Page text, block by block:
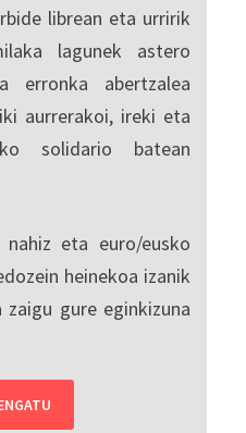
librean eta urririk
lagunek astero
erronka abertzalea
aurrerakoi, ireki eta
solidario batean
eta euro/eusko
heinekoa izanik
gure eginkizuna